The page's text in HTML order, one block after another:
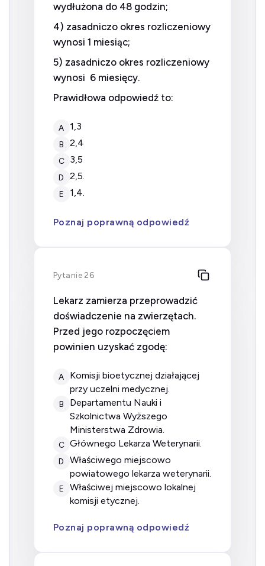
wydłużona do 48 godzin;
4) zasadniczo okres rozliczeniowy
wynosi 1 miesiąc;
5) zasadniczo okres rozliczeniowy
wynosi 6 miesięcy.
Prawidłowa odpowiedź to:
A 1,3
B 2,4
C 3,5
D 2,5.
E 1,4.
Poznaj poprawną odpowiedź
Pytanie 26
Lekarz zamierza przeprowadzić
doświadczenie na zwierzętach.
Przed jego rozpoczęciem
powinien uzyskać zgodę:
A
komisji bioetycznej działającej
przy uczelni medycznej.
B
Departamentu Nauki i
Szkolnictwa Wyższego
Ministerstwa Zdrowia.
C Głównego Lekarza Weterynarii.
D
właściwego miejscowo
powiatowego lekarza weterynarii.
E
właściwej miejscowo lokalnej
komisji etycznej.
Poznaj poprawną odpowiedź